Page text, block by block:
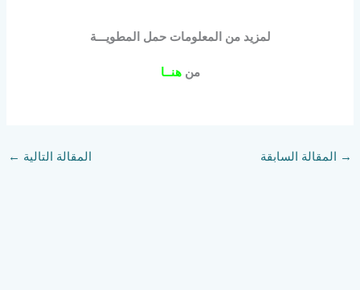
لمزيد من المعلومات حمل المطويـــة
منهنــا
→ المقالة السابقة المقالة التالية ←